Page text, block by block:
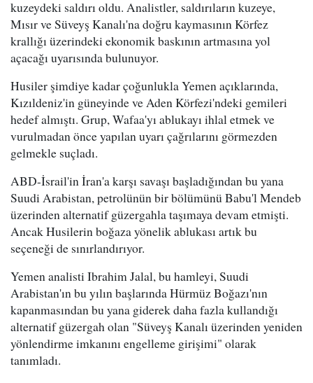
kuzeydeki saldırı oldu. Analistler, saldırıların kuzeye,
Mısır ve Süveyş Kanalı'na doğru kaymasının Körfez
krallığı üzerindeki ekonomik baskının artmasına yol
açacağı uyarısında bulunuyor.
Husiler şimdiye kadar çoğunlukla Yemen açıklarında,
Kızıldeniz'in güneyinde ve Aden Körfezi'ndeki gemileri
hedef almıştı. Grup, Wafaa'yı ablukayı ihlal etmek ve
vurulmadan önce yapılan uyarı çağrılarını görmezden
gelmekle suçladı.
ABD-İsrail'in İran'a karşı savaşı başladığından bu yana
Suudi Arabistan, petrolünün bir bölümünü Babu'l Mendeb
üzerinden alternatif güzergahla taşımaya devam etmişti.
Ancak Husilerin boğaza yönelik ablukası artık bu
seçeneği de sınırlandırıyor.
Yemen analisti Ibrahim Jalal, bu hamleyi, Suudi
Arabistan'ın bu yılın başlarında Hürmüz Boğazı'nın
kapanmasından bu yana giderek daha fazla kullandığı
alternatif güzergah olan "Süveyş Kanalı üzerinden yeniden
yönlendirme imkanını engelleme girişimi" olarak
tanımladı.